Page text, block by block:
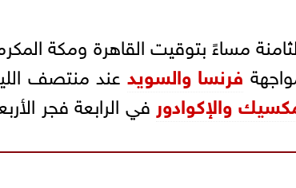
مساءً بتوقيت القاهرة ومكة
فرنسا والسويد عند منتصف
والإكوادور في الرابعة فجر